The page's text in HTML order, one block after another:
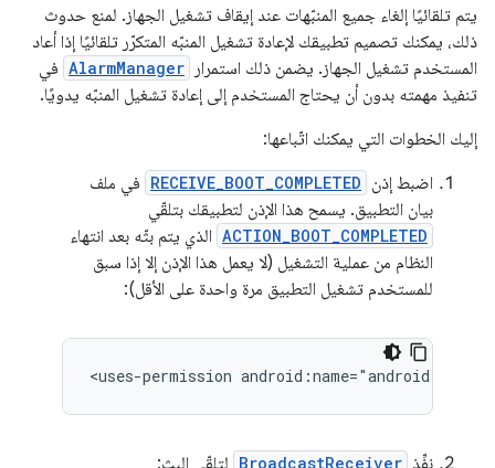
يتم تلقائيًا إلغاء جميع المنبّهات عند إيقاف تشغيل الجهاز. لمنع حدوث
ذلك، يمكنك تصميم تطبيقك لإعادة تشغيل المنبّه المتكرّر تلقائيًا إذا أعاد
المستخدم تشغيل الجهاز. يضمن ذلك استمرار
AlarmManager في
تنفيذ مهمته بدون أن يحتاج المستخدم إلى إعادة تشغيل المنبّه يدويًا.
إليك الخطوات التي يمكنك اتّباعها:
اضبط إذن RECEIVE_BOOT_COMPLETED في ملف
بيان التطبيق. يسمح هذا الإذن لتطبيقك بتلقّي
ACTION_BOOT_COMPLETED الذي يتم بثّه بعد انتهاء
النظام من عملية التشغيل (لا يعمل هذا الإذن إلا إذا سبق
للمستخدم تشغيل التطبيق مرة واحدة على الأقل):
<uses-permission
نفِّذ BroadcastReceiver لتلقّي البث: